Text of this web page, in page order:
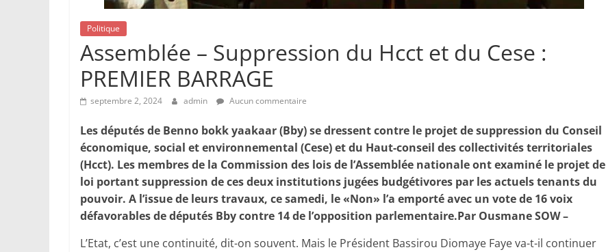
Politique
Assemblée – Suppression du Hcct et du Cese :
PREMIER BARRAGE
septembre 2, 2024 admin Aucun commentaire
Les députés de Benno bokk yaakaar (Bby) se dressent contre le projet de suppression du Conseil
économique, social et environnemental (Cese) et du Haut-conseil des collectivités territoriales
(Hcct). Les membres de la Commission des lois de l’Assemblée nationale ont examiné le projet de
loi portant suppression de ces deux institutions jugées budgétivores par les actuels tenants du
pouvoir. A l’issue de leurs travaux, ce samedi, le «Non» l’a emporté avec un vote de 16 voix
défavorables de députés Bby contre 14 de l’opposition parlementaire.Par Ousmane SOW –
L’Etat, c’est une continuité, dit-on souvent. Mais le Président Bassirou Diomaye Faye va-t-il continuer